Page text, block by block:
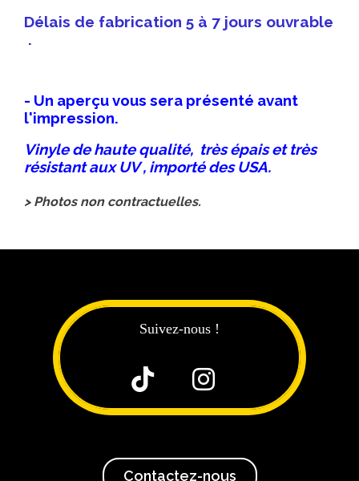
Délais de fabrication 5 à 7 jours ouvrable
.
- Un aperçu vous sera présenté avant
l'impression.
Vinyle de haute qualité, très épais et très
résistant aux UV , importé des USA.
> Photos non contractuelles.
Suivez-nous !
 
Contactez-nous